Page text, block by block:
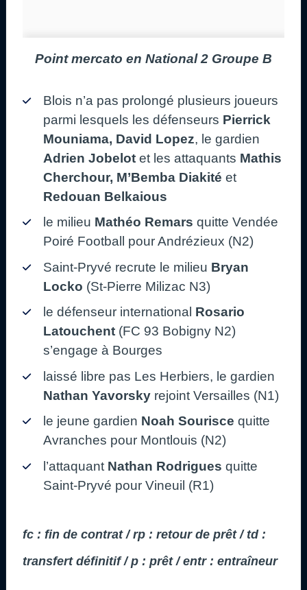
Point mercato en National 2 Groupe B
Blois n’a pas prolongé plusieurs joueurs
parmi lesquels les défenseurs Pierrick
Mouniama, David Lopez, le gardien
Adrien Jobelot et les attaquants Mathis
Cherchour, M’Bemba Diakité et
Redouan Belkaious
le milieu Mathéo Remars quitte Vendée
Poiré Football pour Andrézieux (N2)
Saint-Pryvé recrute le milieu Bryan
Locko (St-Pierre Milizac N3)
le défenseur international Rosario
Latouchent (FC 93 Bobigny N2)
s’engage à Bourges
laissé libre pas Les Herbiers, le gardien
Nathan Yavorsky rejoint Versailles (N1)
le jeune gardien Noah Sourisce quitte
Avranches pour Montlouis (N2)
l’attaquant Nathan Rodrigues quitte
Saint-Pryvé pour Vineuil (R1)
fc : fin de contrat / rp : retour de prêt / td :
transfert définitif / p : prêt / entr : entraîneur